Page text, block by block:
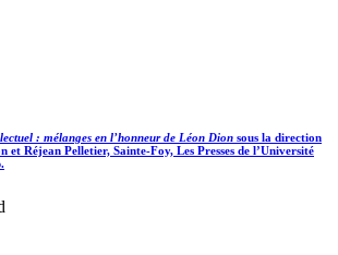
: mélanges en l’honneur de Léon Dion sous la direction
et Réjean Pelletier, Sainte-Foy, Les Presses de l’Université